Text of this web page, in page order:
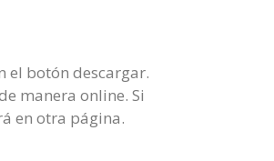
el botón descargar.
manera online. Si
en otra página.